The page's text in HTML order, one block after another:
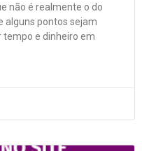
não é realmente o do
alguns pontos sejam
tempo e dinheiro em